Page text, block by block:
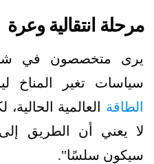
مرحلة انتقالية وعرة
يرى متخصصون في
سياسات تغير
الطاقة العالمية
لا يعني أن الطريق
سيكون سلسًا".